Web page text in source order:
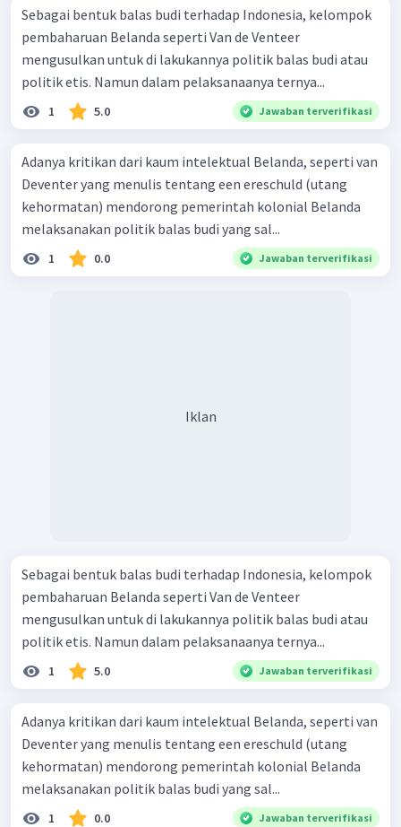
Sebagai bentuk balas budi terhadap Indonesia, kelompok
pembaharuan Belanda seperti Van de Venteer
mengusulkan untuk di lakukannya politik balas budi atau
politik etis. Namun dalam pelaksanaanya ternya...
1 5.0 Jawaban terverifikasi
Adanya kritikan dari kaum intelektual Belanda, seperti van
Deventer yang menulis tentang een ereschuld (utang
kehormatan) mendorong pemerintah kolonial Belanda
melaksanakan politik balas budi yang sal...
1 0.0 Jawaban terverifikasi
Iklan
Sebagai bentuk balas budi terhadap Indonesia, kelompok
pembaharuan Belanda seperti Van de Venteer
mengusulkan untuk di lakukannya politik balas budi atau
politik etis. Namun dalam pelaksanaanya ternya...
1 5.0 Jawaban terverifikasi
Adanya kritikan dari kaum intelektual Belanda, seperti van
Deventer yang menulis tentang een ereschuld (utang
kehormatan) mendorong pemerintah kolonial Belanda
melaksanakan politik balas budi yang sal...
1 0.0 Jawaban terverifikasi